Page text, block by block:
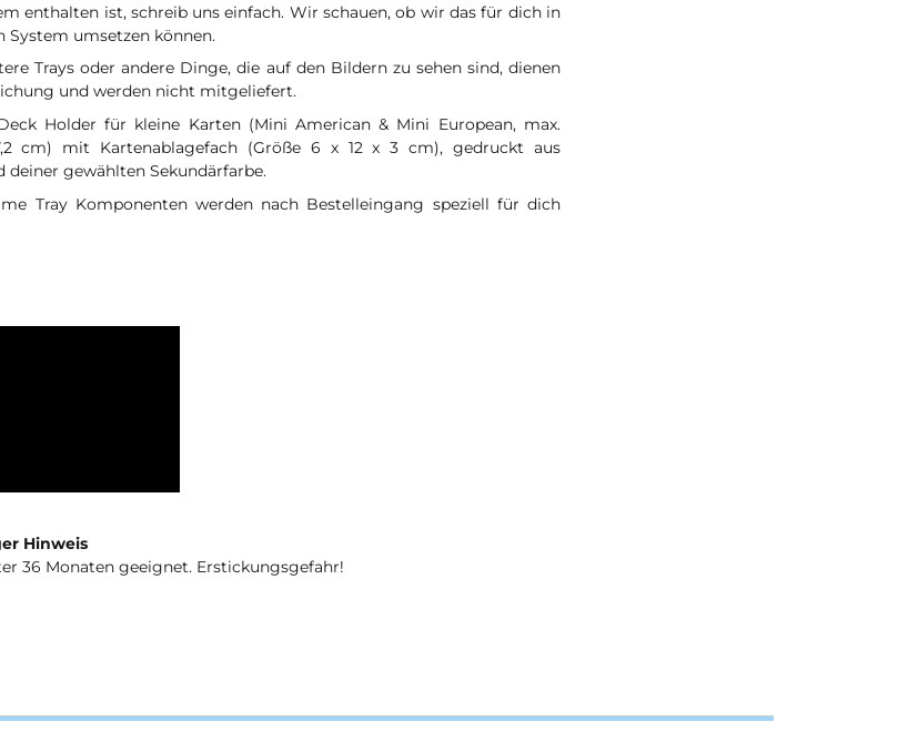
enthalten ist, schreib uns einfach. Wir schauen, ob wir das für dich in
System umsetzen können.
Trays oder andere Dinge, die auf den Bildern zu sehen sind, dienen
und werden nicht mitgeliefert.
Holder für kleine Karten (Mini American & Mini European, max.
cm) mit Kartenablagefach (Größe 6 x 12 x 3 cm), gedruckt aus
deiner gewählten Sekundärfarbe.
Tray Komponenten werden nach Bestelleingang speziell für dich
Hinweis
36 Monaten geeignet. Erstickungsgefahr!